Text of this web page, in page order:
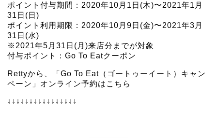
ポイント付与期間：2020年10月1日(木)〜2021年1月
31日(日)
ポイント利用期限：2020年10月9日(金)〜2021年3月
31日(水)
※2021年5月31日(月)来店分までが対象
付与ポイント：Go To Eatクーポン
Rettyから、「Go To Eat（ゴートゥーイート）キャン
ペーン」オンライン予約は こちら
↓↓↓↓↓↓↓↓↓↓↓↓↓↓↓↓